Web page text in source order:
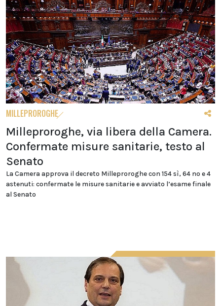
MILLEPROROGHE
Milleproroghe, via libera della Camera.
Confermate misure sanitarie, testo al
Senato
La Camera approva il decreto Milleproroghe con 154 sì, 64 no e 4
astenuti: confermate le misure sanitarie e avviato l’esame finale
al Senato